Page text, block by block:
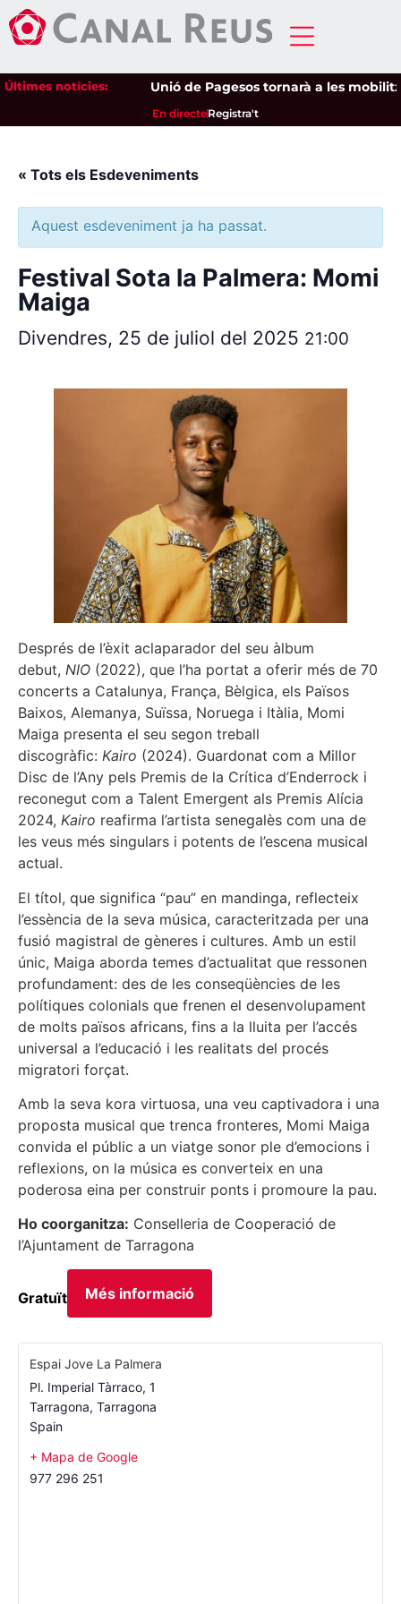
Últimes notícies: Unió de Pagesos tornarà a les
En directeRegistra't
« Tots els Esdeveniments
Aquest esdeveniment ja ha passat.
Festival Sota la Palmera: Momi
Maiga
Divendres, 25 de juliol del 2025 21:00
Després de l’èxit aclaparador del seu àlbum
debut, NIO (2022), que l’ha portat a oferir més de 70
concerts a Catalunya, França, Bèlgica, els Països
Baixos, Alemanya, Suïssa, Noruega i Itàlia, Momi
Maiga presenta el seu segon treball
discogràfic: Kairo (2024). Guardonat com a Millor
Disc de l’Any pels Premis de la Crítica d’Enderrock i
reconegut com a Talent Emergent als Premis Alícia
2024, Kairo reafirma l’artista senegalès com una de
les veus més singulars i potents de l’escena musical
actual.
El títol, que significa “pau” en mandinga, reflecteix
l’essència de la seva música, caracteritzada per una
fusió magistral de gèneres i cultures. Amb un estil
únic, Maiga aborda temes d’actualitat que ressonen
profundament: des de les conseqüències de les
polítiques colonials que frenen el desenvolupament
de molts països africans, fins a la lluita per l’accés
universal a l’educació i les realitats del procés
migratori forçat.
Amb la seva kora virtuosa, una veu captivadora i una
proposta musical que trenca fronteres, Momi Maiga
convida el públic a un viatge sonor ple d’emocions i
reflexions, on la música es converteix en una
poderosa eina per construir ponts i promoure la pau.
Ho coorganitza: Conselleria de Cooperació de
l’Ajuntament de Tarragona
Gratuït Més informació
Espai Jove La Palmera
Pl. Imperial Tàrraco, 1
Tarragona, Tarragona
Spain
+ Mapa de Google
977 296 251